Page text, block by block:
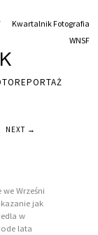
Kwartalnik Fotografia
WNSF
Wrześni
jak
w
lata
NEXT →